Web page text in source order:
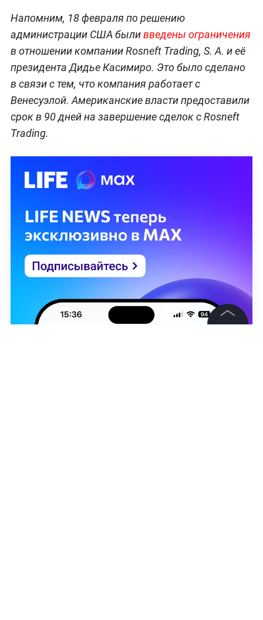
Напомним, 18 февраля по решению
администрации США быливведены ограничения
в отношении компании Rosneft Trading, S. A. и её
президента Дидье Касимиро. Это было сделано
в связи с тем, что компания работает с
Венесуэлой. Американские власти предоставили
срок в 90 дней на завершение сделок с Rosneft
Trading.